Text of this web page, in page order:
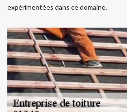
expérimentées dans ce domaine.